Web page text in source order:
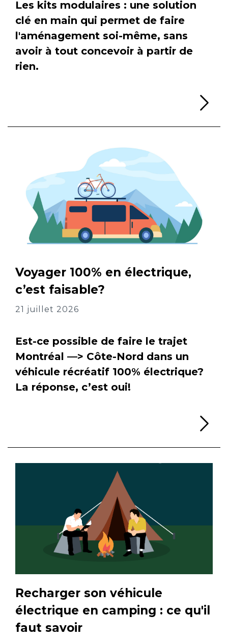
Les kits modulaires : une solution
clé en main qui permet de faire
l'aménagement soi-même, sans
avoir à tout concevoir à partir de
rien.
Voyager 100% en électrique,
c’est faisable?
21 juillet 2026
Est-ce possible de faire le trajet
Montréal —> Côte-Nord dans un
véhicule récréatif 100% électrique?
La réponse, c’est oui!
Recharger son véhicule
électrique en camping : ce qu'il
faut savoir